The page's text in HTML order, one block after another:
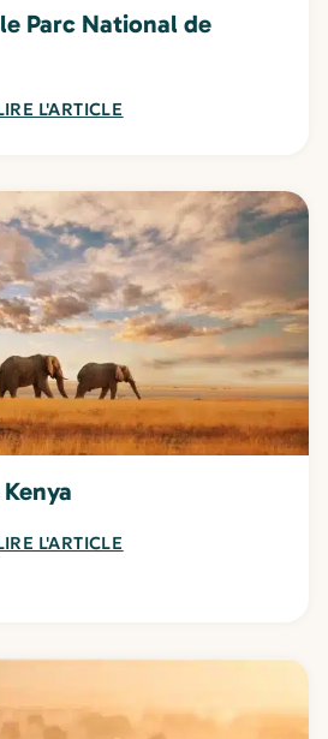
Parc National de
L'ARTICLE
L'ARTICLE